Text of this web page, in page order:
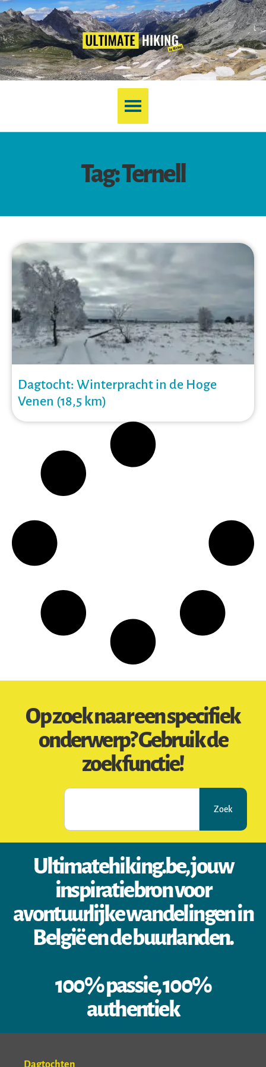
Tag: Ternell
Dagtocht: Winterpracht in de Hoge
Venen (18,5 km)
Op zoek naar een specifiek
onderwerp? Gebruik de
zoekfunctie!
Zoek
Ultimatehiking.be, jouw
inspiratiebron voor
avontuurlijke wandelingen in
België en de buurlanden.
100% passie, 100%
authentiek
Dagtochten